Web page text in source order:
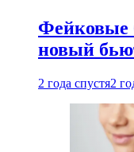
Фейковые
новый
2 года спустя2